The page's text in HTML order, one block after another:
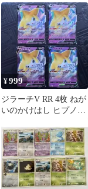
031/051 ライデンナック
ル
¥999
ジラーチV RR 4枚 ねが
いのかけはし ヒプノス
ー